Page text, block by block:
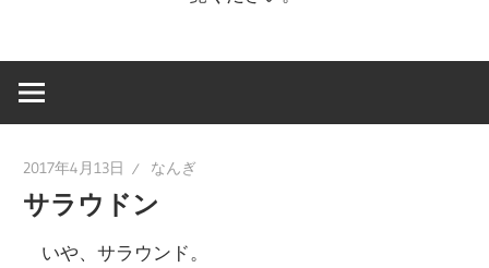
2017年4月13日 なんぎ
サラウドン
いや、サラウンド。